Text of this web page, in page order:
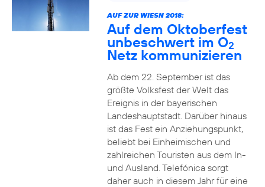
AUF ZUR WIESN 2018:
Auf dem Oktoberfest
unbeschwert im O2
Netz kommunizieren
Ab dem 22. September ist das
größte Volksfest der Welt das
Ereignis in der bayerischen
Landeshauptstadt. Darüber hinaus
ist das Fest ein Anziehungspunkt,
beliebt bei Einheimischen und
zahlreichen Touristen aus dem In-
und Ausland. Telefónica sorgt
daher auch in diesem Jahr für eine